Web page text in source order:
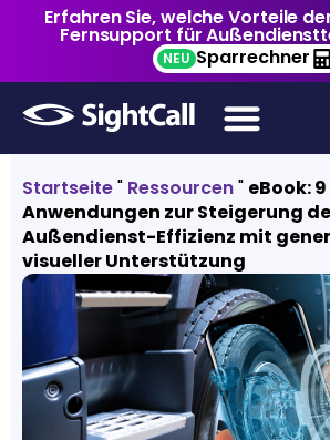
Erfahren Sie, welche Vorteile
Fernsupport für
NEU Sparrechner
Startseite" Ressourcen" eBook:
Anwendungen zur Steigerung
Außendienst-Effizienz mit
visueller Unterstützung